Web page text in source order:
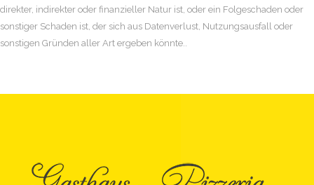
direkter, indirekter oder finanzieller Natur ist, oder ein Folgeschaden oder
sonstiger Schaden ist, der sich aus Datenverlust, Nutzungsausfall oder
sonstigen Gründen aller Art ergeben könnte..